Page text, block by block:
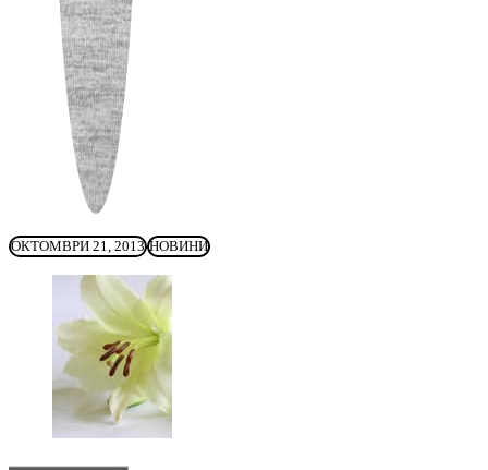
ОКТОМВРИ 21, 2013 НОВИНИ